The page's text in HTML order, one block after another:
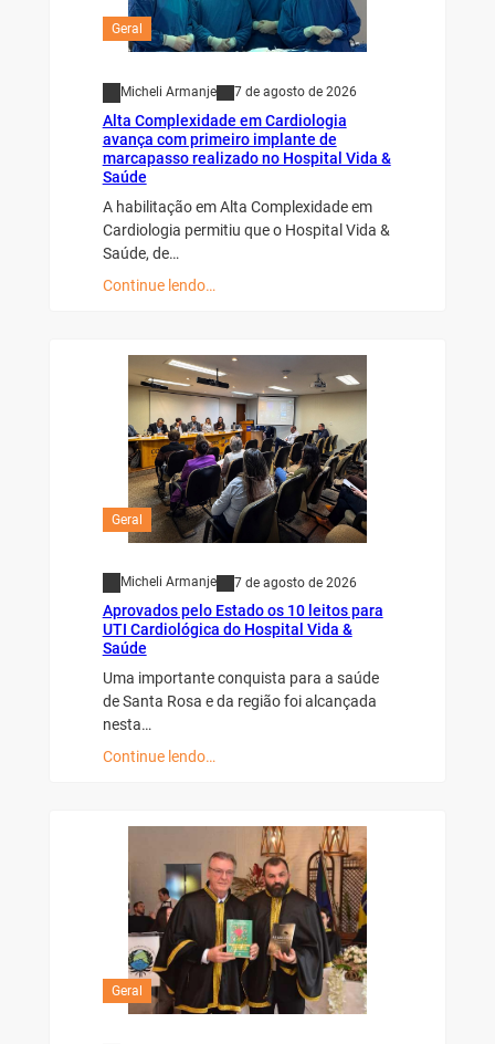
Geral
Micheli Armanje 7 de agosto de 2026
Alta Complexidade em Cardiologia
avança com primeiro implante de
marcapasso realizado no Hospital Vida &
Saúde
A habilitação em Alta Complexidade em
Cardiologia permitiu que o Hospital Vida &
Saúde, de…
Continue lendo…
Geral
Micheli Armanje 7 de agosto de 2026
Aprovados pelo Estado os 10 leitos para
UTI Cardiológica do Hospital Vida &
Saúde
Uma importante conquista para a saúde
de Santa Rosa e da região foi alcançada
nesta…
Continue lendo…
Geral